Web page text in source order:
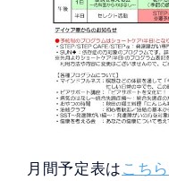
月間予定表は こちら